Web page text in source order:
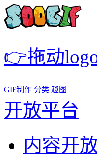
👉拖动
GIF制作 分类 趣图
开放平台
内容开